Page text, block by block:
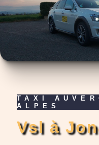
TAXI AUVERGNE RHÔNE
ALPES
vsl à